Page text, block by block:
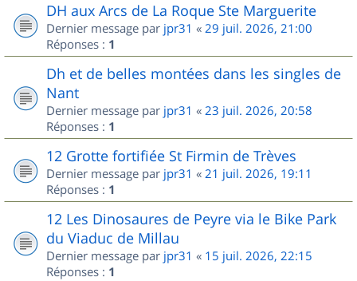
DH aux Arcs de La Roque Ste Marguerite
Dernier message par jpr31 « 29 juil. 2026, 21:00
Réponses : 1
Dh et de belles montées dans les singles de
Nant
Dernier message par jpr31 « 23 juil. 2026, 20:58
Réponses : 1
12 Grotte fortifiée St Firmin de Trèves
Dernier message par jpr31 « 21 juil. 2026, 19:11
Réponses : 1
12 Les Dinosaures de Peyre via le Bike Park
du Viaduc de Millau
Dernier message par jpr31 « 15 juil. 2026, 22:15
Réponses : 1